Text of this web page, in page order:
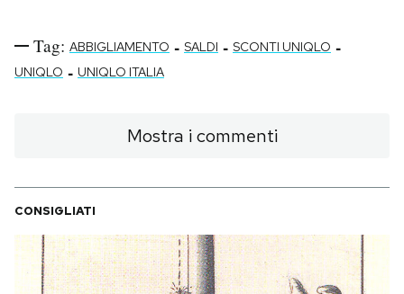
Tag: ABBIGLIAMENTO - SALDI - SCONTI UNIQLO -
UNIQLO - UNIQLO ITALIA
Mostra i commenti
CONSIGLIATI